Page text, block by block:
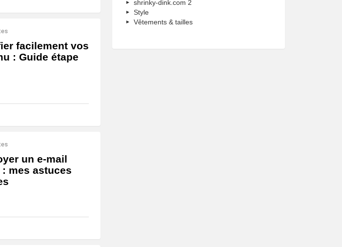
facilement vos
: Guide étape
un e-mail
mes astuces
shrinky-dink.com 2
Style
Vêtements & tailles